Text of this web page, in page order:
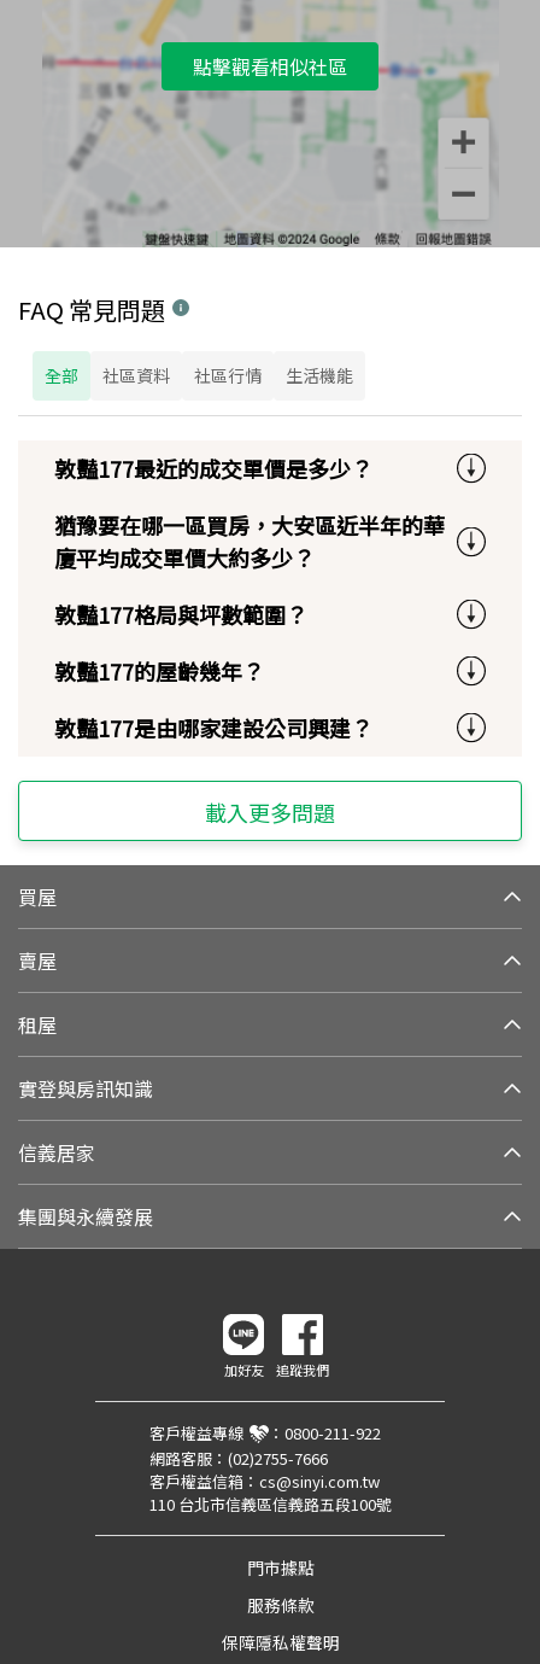
點擊觀看相似社區
FAQ 常見問題
全部 社區資料 社區行情 生活機能
敦豔177最近的成交單價是多少？
猶豫要在哪一區買房，大安區近半年的華
廈平均成交單價大約多少？
敦豔177格局與坪數範圍？
敦豔177的屋齡幾年？
敦豔177是由哪家建設公司興建？
載入更多問題
買屋
賣屋
租屋
實登與房訊知識
信義居家
集團與永續發展
加好友 追蹤我們
客戶權益專線 ： 0800-211-922
網路客服： (02)2755-7666
客戶權益信箱： cs@sinyi.com.tw
110 台北市信義區信義路五段100號
門市據點
服務條款
保障隱私權聲明